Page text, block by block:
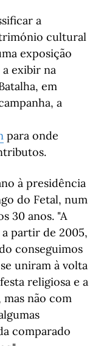
a
cultural
exposição
exibir na
em
a
para onde
à presidência
do Fetal, num
30 anos. "A
partir de 2005,
conseguimos
uniram à volta
religiosa e a
mas não com
comparado